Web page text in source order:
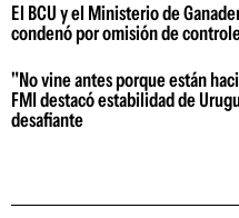
El BCU y el Ministerio de
condenó por omisión de
"No vine antes porque están
FMI destacó estabilidad de
desafiante